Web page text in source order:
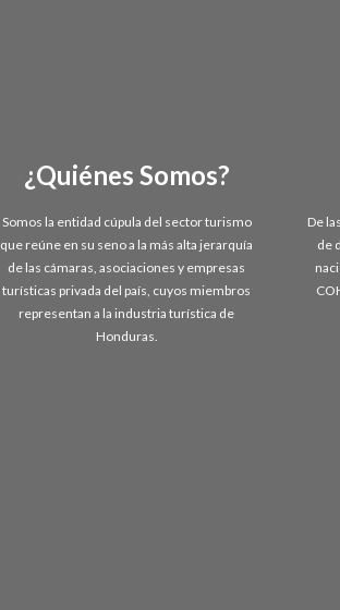
¿Quiénes Somos?
Somos la entidad cúpula del sector turismo
que reúne en su seno a la más alta jerarquía
de las cámaras, asociaciones y empresas
turísticas privada del país, cuyos miembros
representan a la industria turística de
Honduras.
De
de